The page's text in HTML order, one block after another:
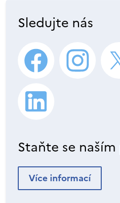
Sledujte nás
Staňte se
Více informací